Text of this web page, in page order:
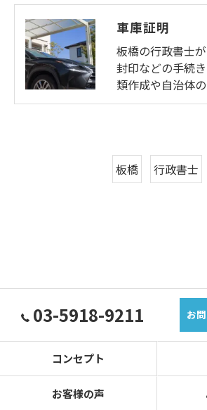
車庫証明
板橋の行政書士
封印などの手続
類作成や自治体
板橋 行政書士
03-5918-9211 お
コンセプト
お客様の声